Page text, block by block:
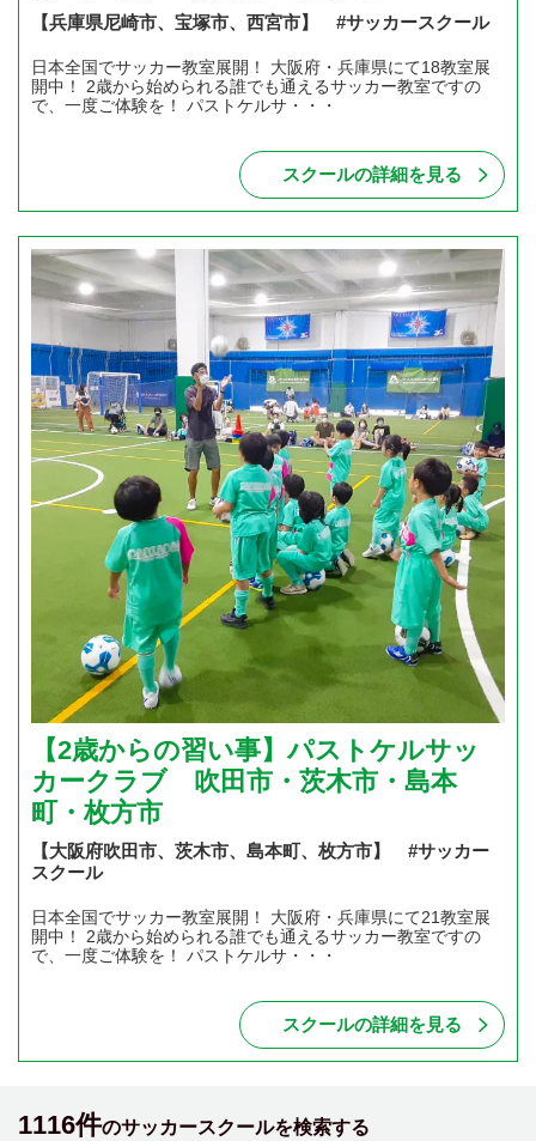
【兵庫県尼崎市、宝塚市、西宮市】 #サッカースクール
日本全国でサッカー教室展開！ 大阪府・兵庫県にて18教室展
開中！ 2歳から始められる誰でも通えるサッカー教室ですの
で、一度ご体験を！ パストケルサ・・・
スクールの詳細を見る
【2歳からの習い事】パストケルサッ
カークラブ 吹田市・茨木市・島本
町・枚方市
【大阪府吹田市、茨木市、島本町、枚方市】 #サッカー
スクール
日本全国でサッカー教室展開！ 大阪府・兵庫県にて21教室展
開中！ 2歳から始められる誰でも通えるサッカー教室ですの
で、一度ご体験を！ パストケルサ・・・
スクールの詳細を見る
1116件のサッカースクールを検索する